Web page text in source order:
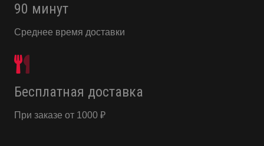
90 минут
Среднее время доставки
Бесплатная доставка
При заказе от 1000 ₽